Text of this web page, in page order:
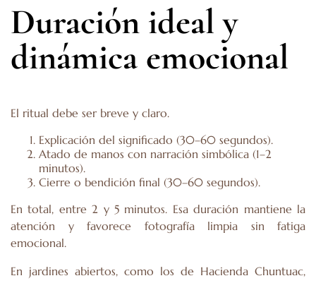
Duración ideal y
dinámica emocional
El ritual debe ser breve y claro.
Explicación del significado (30–60 segundos).
Atado de manos con narración simbólica (1–2
minutos).
Cierre o bendición final (30–60 segundos).
En total, entre 2 y 5 minutos. Esa duración mantiene la
atención y favorece fotografía limpia sin fatiga
emocional.
En jardines abiertos, como los de Hacienda Chuntuac,